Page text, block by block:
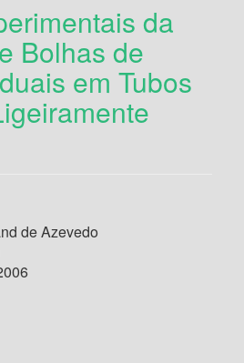
da
Bolhas de
em Tubos
de Azevedo